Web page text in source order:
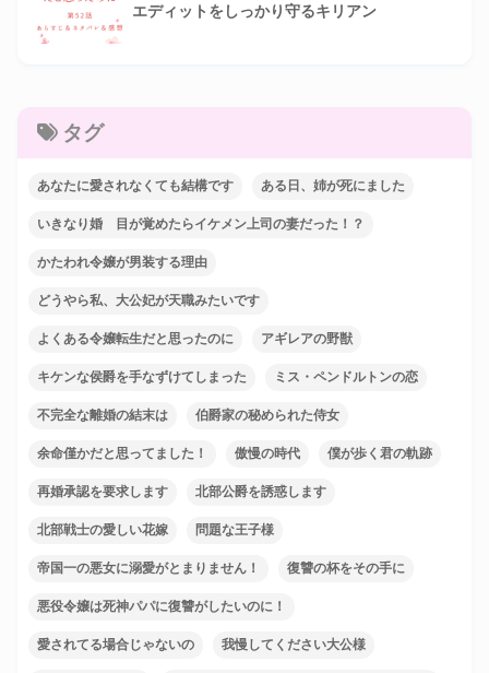
エディットをしっかり守るキリアン
タグ
あなたに愛されなくても結構です ある日、姉が死にました
いきなり婚 目が覚めたらイケメン上司の妻だった！？
かたわれ令嬢が男装する理由
どうやら私、大公妃が天職みたいです
よくある令嬢転生だと思ったのに アギレアの野獣
キケンな侯爵を手なずけてしまった ミス・ペンドルトンの恋
不完全な離婚の結末は 伯爵家の秘められた侍女
余命僅かだと思ってました！ 傲慢の時代 僕が歩く君の軌跡
再婚承認を要求します 北部公爵を誘惑します
北部戦士の愛しい花嫁 問題な王子様
帝国一の悪女に溺愛がとまりません！ 復讐の杯をその手に
悪役令嬢は死神パパに復讐がしたいのに！
愛されてる場合じゃないの 我慢してください大公様